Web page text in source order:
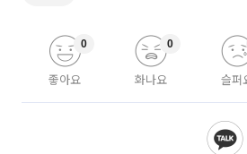
좋아요
0
화나요
0
슬퍼